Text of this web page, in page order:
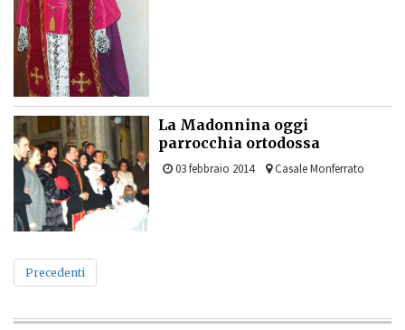
La Madonnina oggi
parrocchia ortodossa
03 febbraio 2014 Casale Monferrato
Precedenti